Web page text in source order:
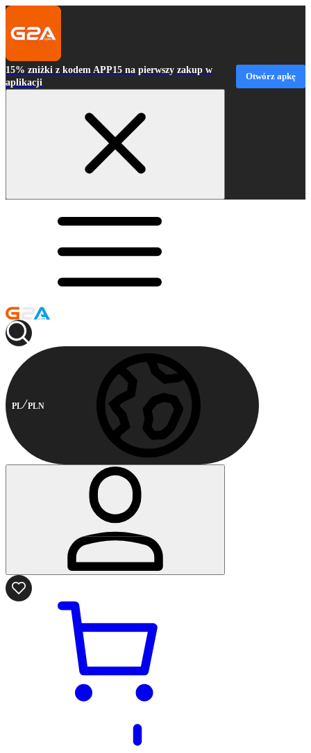
15% zniżki z kodem APP15 na pierwszy zakup w
aplikacji
Otwórz apkę
PL PLN